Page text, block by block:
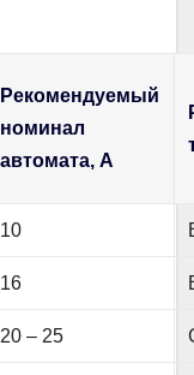
Рекомендуемый
номинал
автомата, А
10
16
20 – 25